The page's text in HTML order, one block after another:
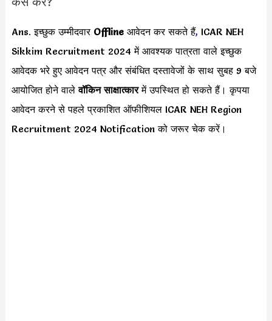
Ans. इच्छुक उम्मीदवार Offline आवेदन कर सकते हैं, ICAR NEH
Sikkim Recruitment 2024 में आवश्यक पात्रता वाले इच्छुक
आवेदक भरे हुए आवेदन पत्र और संबंधित दस्तावेजों के साथ सुबह 9 बजे
आयोजित होने वालेवॉकिन साक्षात्कारमें उपस्थित हो सकते हैं। कृपया
आवेदन करने से पहले प्रकाशित ऑफीशियल ICAR NEH Region
Recruitment 2024 Notification को जरूर चेक करें।